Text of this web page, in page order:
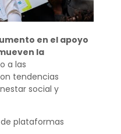
en el apoyo
la
a las
tendencias
social y
plataformas